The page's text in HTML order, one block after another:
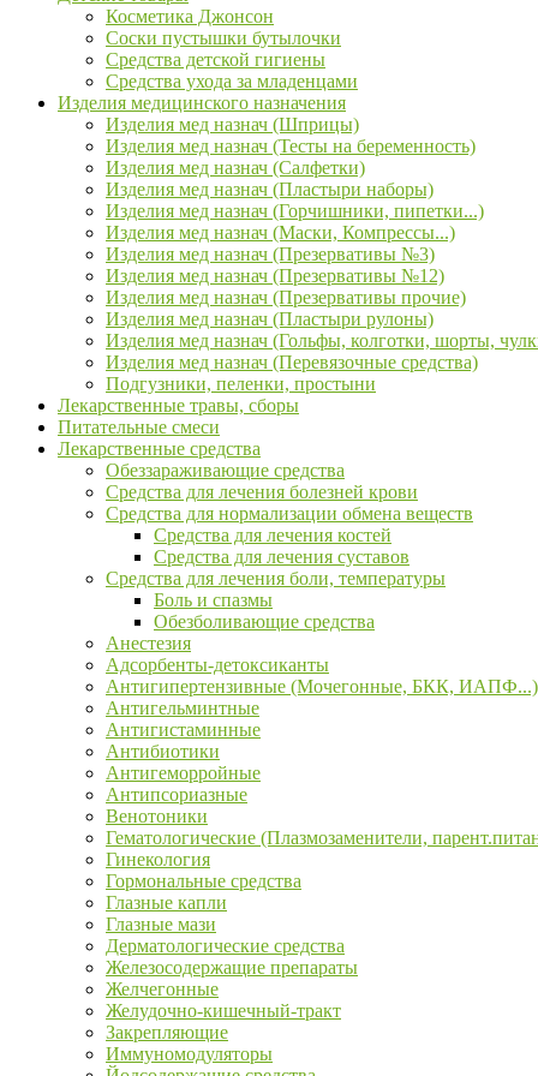
Косметика Джонсон
Соски пустышки бутылочки
Средства детской гигиены
Средства ухода за младенцами
Изделия медицинского назначения
Изделия мед назнач (Шприцы)
Изделия мед назнач (Тесты на беременность)
Изделия мед назнач (Салфетки)
Изделия мед назнач (Пластыри наборы)
Изделия мед назнач (Горчишники, пипетки...)
Изделия мед назнач (Маски, Компрессы...)
Изделия мед назнач (Презервативы №3)
Изделия мед назнач (Презервативы №12)
Изделия мед назнач (Презервативы прочие)
Изделия мед назнач (Пластыри рулоны)
Изделия мед назнач (Гольфы, колготки, шорты,
Изделия мед назнач (Перевязочные средства)
Подгузники, пеленки, простыни
Лекарственные травы, сборы
Питательные смеси
Лекарственные средства
Обеззараживающие средства
Средства для лечения болезней крови
Средства для нормализации обмена веществ
Средства для лечения костей
Средства для лечения суставов
Средства для лечения боли, температуры
Боль и спазмы
Обезболивающие средства
Анестезия
Адсорбенты-детоксиканты
Антигипертензивные (Мочегонные, БКК, ИАПФ...)
Антигельминтные
Антигистаминные
Антибиотики
Антигеморройные
Антипсориазные
Венотоники
Гематологические (Плазмозаменители,
Гинекология
Гормональные средства
Глазные капли
Глазные мази
Дерматологические средства
Железосодержащие препараты
Желчегонные
Желудочно-кишечный-тракт
Закрепляющие
Иммуномодуляторы